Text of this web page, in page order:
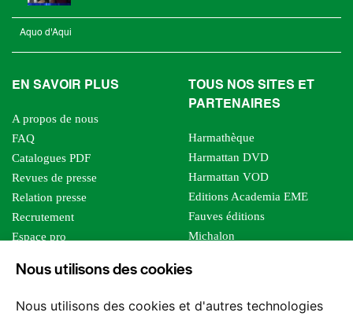
Nous utilisons des cookies
Nous utilisons des cookies et d'autres technologies
Aquo d'Aqui
EN SAVOIR PLUS
A propos de nous
FAQ
Catalogues PDF
Revues de presse
Relation presse
Recrutement
Espace pro
Foreign rights
TOUS NOS SITES ET
PARTENAIRES
Harmathèque
Harmattan DVD
Harmattan VOD
Editions Academia EME
Fauves éditions
Michalon
Editions Sutton